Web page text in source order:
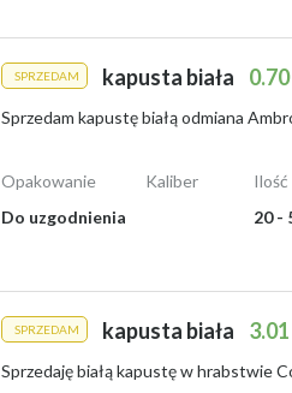
SPRZEDAM kapusta biała
Sprzedam kapustę białą odmiana
Opakowanie
Do uzgodnienia
Kaliber
Ilość
20 -
SPRZEDAM kapusta biała
Sprzedaję białą kapustę w hrabstwie